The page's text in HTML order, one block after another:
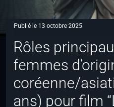
Publié le 13 octobre 2025
Rôles
femmes
coréenne/
ans) pour film